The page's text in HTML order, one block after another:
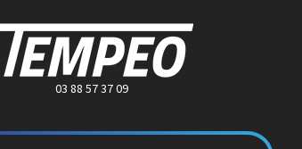
03 88 57 37 09